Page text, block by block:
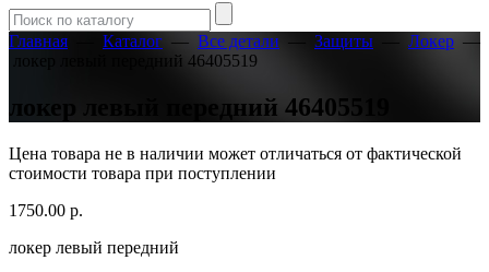
Главная Каталог — Все детали — Защиты — Локер —
локер левый передний 46405519
локер левый передний 46405519
Цена товара не в наличии может отличаться от фактической
стоимости товара при поступлении
1750.00 р.
локер левый передний